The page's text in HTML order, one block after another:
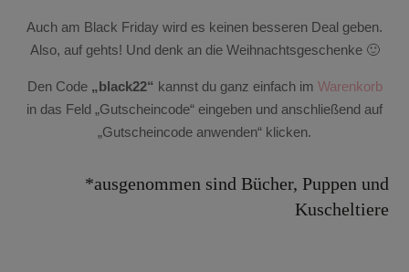
Auch am Black Friday wird es keinen besseren Deal geben.
Also, auf gehts! Und denk an die Weihnachtsgeschenke 🙂
Den Code „black22“ kannst du ganz einfach im Warenkorb
in das Feld „Gutscheincode“ eingeben und anschließend auf
„Gutscheincode anwenden“ klicken.
*ausgenommen sind Bücher, Puppen und
Kuscheltiere